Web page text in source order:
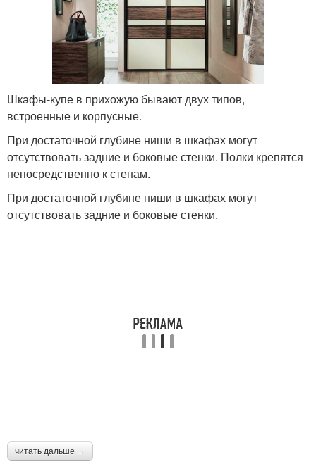
Узкая прихожая
Мебели в узкую
прихожую
Компактные прихожие
Прихожие в маленький
Модульные прихожие
прихожей
Шкафы-купе в прихожую бывают двух типов,
встроенные и корпусные.
При достаточной глубине ниши в шкафах могут
отсутствовать задние и боковые стенки. Полки крепятся
непосредственно к стенам.
При достаточной глубине ниши в шкафах могут
отсутствовать задние и боковые стенки.
читать дальше →